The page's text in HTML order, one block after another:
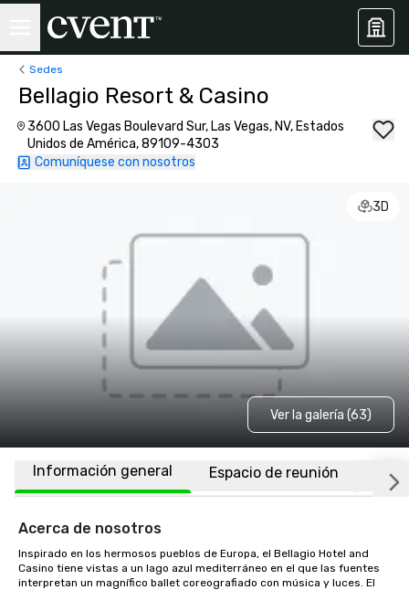
Sedes
Bellagio Resort & Casino
3600 Las Vegas Boulevard Sur, Las Vegas, NV, Estados
Unidos de América, 89109-4303
Comuníquese con nosotros
3D
Ver la galería (63)
Información general Espacio de reunión
Acerca de nosotros
Inspirado en los hermosos pueblos de Europa, el Bellagio Hotel and
Casino tiene vistas a un lago azul mediterráneo en el que las fuentes
interpretan un magnífico ballet coreografiado con música y luces. El